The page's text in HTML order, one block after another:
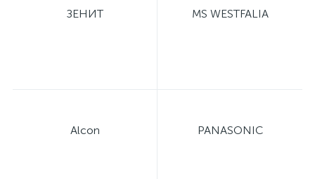
ЗЕНИТ MS WESTFALIA
Alcon PANASONIC